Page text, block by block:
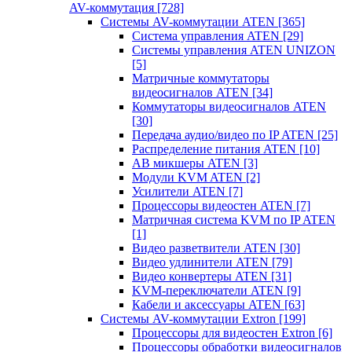
AV-коммутация [728]
Системы AV-коммутации ATEN [365]
Система управления ATEN [29]
Системы управления ATEN UNIZON
[5]
Матричные коммутаторы
видеосигналов ATEN [34]
Коммутаторы видеосигналов ATEN
[30]
Передача аудио/видео по IP ATEN [25]
Распределение питания ATEN [10]
АВ микшеры ATEN [3]
Модули KVM ATEN [2]
Усилители ATEN [7]
Процессоры видеостен ATEN [7]
Матричная система KVM по IP ATEN
[1]
Видео разветвители ATEN [30]
Видео удлинители ATEN [79]
Видео конвертеры ATEN [31]
KVM-переключатели ATEN [9]
Кабели и аксессуары ATEN [63]
Системы AV-коммутации Extron [199]
Процессоры для видеостен Extron [6]
Процессоры обработки видеосигналов